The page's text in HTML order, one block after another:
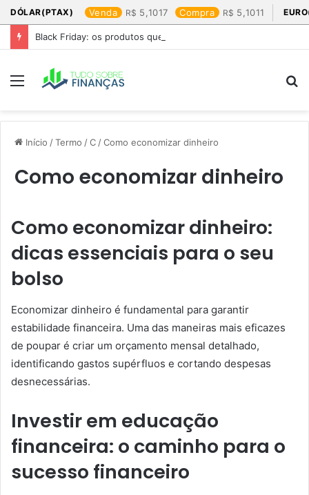
DÓLAR(PTAX) Venda 5,1017 Compra 5,1011
Black Friday: os produtos que mais valem a pena
Menu
Início /Termo /C /Como economizar dinheiro
Como economizar dinheiro
Como economizar dinheiro:
dicas essenciais para o seu
bolso
Economizar dinheiro é fundamental para garantir
estabilidade financeira. Uma das maneiras mais eficazes
de poupar é criar um orçamento mensal detalhado,
identificando gastos supérfluos e cortando despesas
desnecessárias.
Investir em educação
financeira: o caminho para o
sucesso financeiro